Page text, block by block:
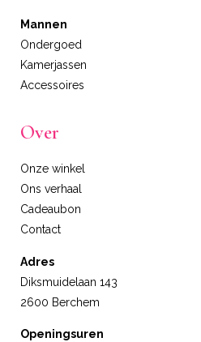
Mannen
Ondergoed
Kamerjassen
Accessoires
Over
Onze winkel
Ons verhaal
Cadeaubon
Contact
Adres
Diksmuidelaan 143
2600 Berchem
Openingsuren